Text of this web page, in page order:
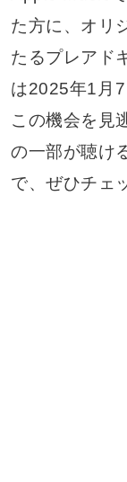
た方に、​​オリ
たるプレアド
は2025年1月7
この機会を見
の一部が聴け
で、ぜひチェ